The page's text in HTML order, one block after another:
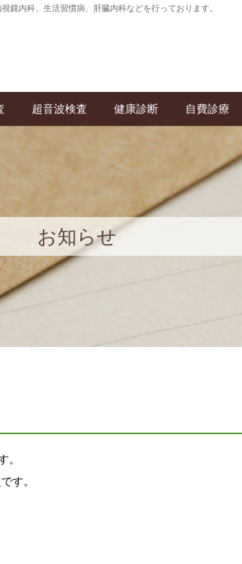
鏡内科、生活習慣病、肝臓内科などを行っております。
超音波検査 健康診断 自費診療
お知らせ
す。